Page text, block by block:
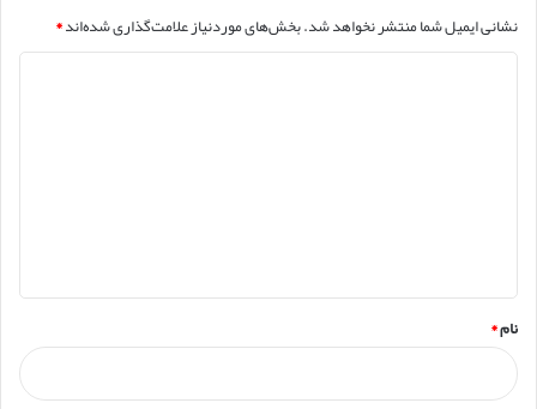
نشانی ایمیل شما منتشر نخواهد شد.بخش‌های موردنیاز علامت‌گذاری شده‌اند*
نام*